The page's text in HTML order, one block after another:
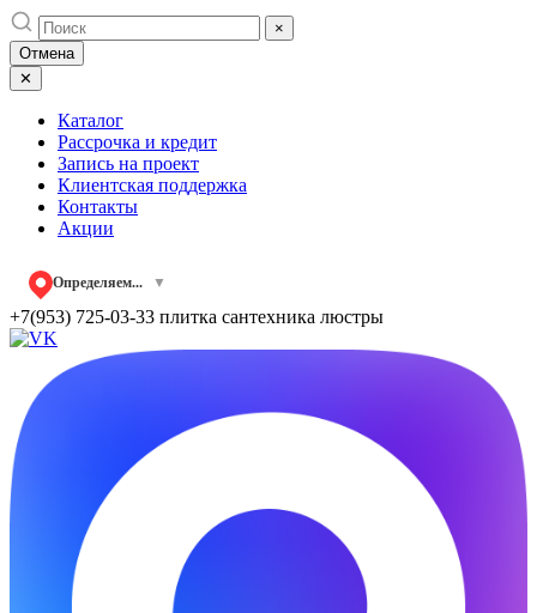
Skip
to
content
×
Отмена
✕
Каталог
Рассрочка и кредит
Запись на проект
Клиентская поддержка
Контакты
Акции
Определяем... ▼
+7(953) 725-03-33 плитка сантехника люстры